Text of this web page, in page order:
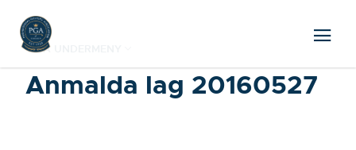
VISA UNDERMENY
Anmalda lag 20160527